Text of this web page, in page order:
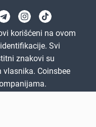
korišćeni na ovom
Svi
znakovi su
Coinsbee